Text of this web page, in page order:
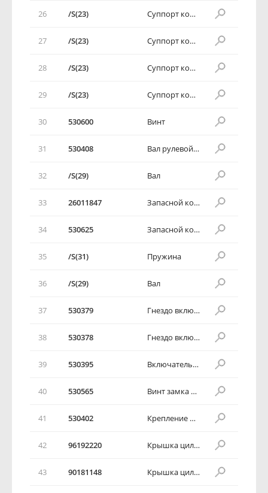
26 /S(23) Суппорт корпуса рулевой колонки
27 /S(23) Суппорт корпуса рулевой колонки
28 /S(23) Суппорт корпуса рулевой колонки
29 /S(23) Суппорт корпуса рулевой колонки
30 530600 Винт
31 530408 Вал рулевой колонки в сборе
32 /S(29) Вал
33 26011847 Запасной комплект
34 530625 Запасной комплект
35 /S(31) Пружина
36 /S(29) Вал
37 530379 Гнездо включателя зажигания в сборе
38 530378 Гнездо включателя зажигания
39 530395 Включатель зажигания
40 530565 Винт замка зажигания
41 530402 Крепление рулевой колонки
42 96192220 Крышка цилиндра замка
43 90181148 Крышка цилиндра замка